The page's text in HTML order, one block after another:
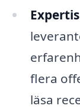
flera
läsa